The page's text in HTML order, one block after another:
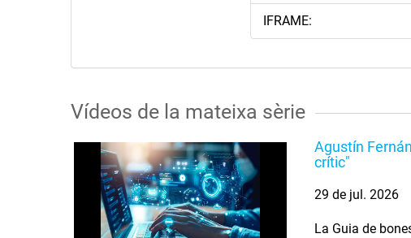
IFRAME:
Vídeos de la mateixa sèrie
Agustín
crític"
29 de jul. 2026
La Guia de